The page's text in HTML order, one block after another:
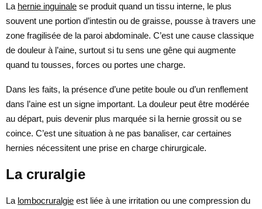
La hernie inguinale se produit quand un tissu interne, le plus
souvent une portion d’intestin ou de graisse, pousse à travers une
zone fragilisée de la paroi abdominale. C’est une cause classique
de douleur à l’aine, surtout si tu sens une gêne qui augmente
quand tu tousses, forces ou portes une charge.
Dans les faits, la présence d’une petite boule ou d’un renflement
dans l’aine est un signe important. La douleur peut être modérée
au départ, puis devenir plus marquée si la hernie grossit ou se
coince. C’est une situation à ne pas banaliser, car certaines
hernies nécessitent une prise en charge chirurgicale.
La cruralgie
La lombocruralgie est liée à une irritation ou une compression du